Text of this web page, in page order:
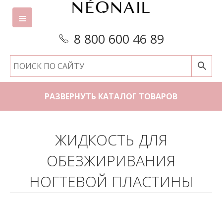
8 800 600 46 89
РАЗВЕРНУТЬ КАТАЛОГ ТОВАРОВ
ЖИДКОСТЬ ДЛЯ
ОБЕЗЖИРИВАНИЯ
НОГТЕВОЙ ПЛАСТИНЫ